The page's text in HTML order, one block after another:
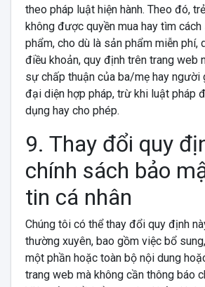
theo pháp luật hiện hành. Theo đó,
không được quyền mua hay tìm
phẩm, cho dù là sản phẩm miễn phí,
điều khoản, quy định trên trang web
sự chấp thuận của ba/mẹ hay người
đại diện hợp pháp, trừ khi luật pháp
dụng hay cho phép.
9. Thay đổi quy
chính sách bảo
tin cá nhân
Chúng tôi có thể thay đổi quy định
thường xuyên, bao gồm việc bổ
một phần hoặc toàn bộ nội dung
trang web mà không cần thông báo